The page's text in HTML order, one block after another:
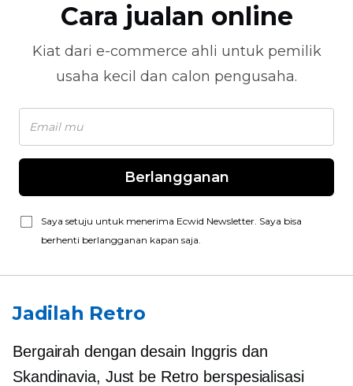
Cara jualan online
Kiat dari e-commerce ahli untuk pemilik
usaha kecil dan calon pengusaha.
Berlangganan
Saya setuju untuk menerima Ecwid Newsletter. Saya bisa
berhenti berlangganan kapan saja.
Jadilah Retro
Bergairah dengan desain Inggris dan
Skandinavia, Just be Retro berspesialisasi